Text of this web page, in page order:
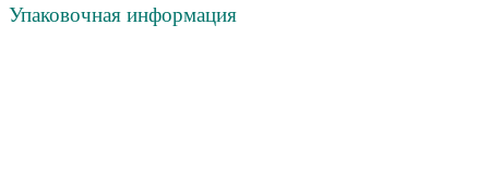
Упаковочная информация